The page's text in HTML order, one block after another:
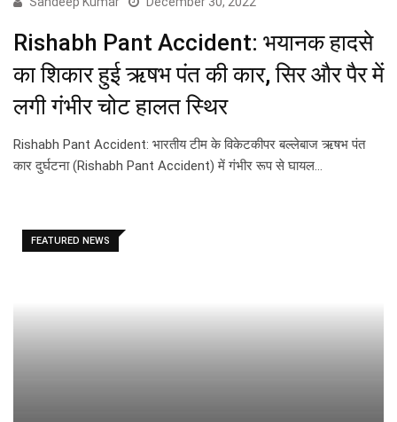
Rishabh Pant Accident: भयानक हादसे
का शिकार हुई ऋषभ पंत की कार, सिर और पैर में
लगी गंभीर चोट हालत स्थिर
Rishabh Pant Accident: भारतीय टीम के विकेटकीपर बल्लेबाज ऋषभ पंत
कार दुर्घटना (Rishabh Pant Accident) में गंभीर रूप से घायल…
FEATURED NEWS